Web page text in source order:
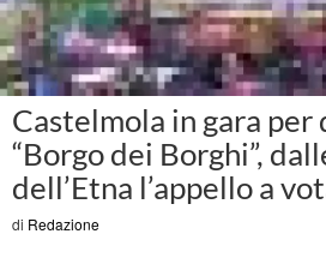
Castelmola in gara
“Borgo dei Borghi”,
dell’Etna l’appello a
di Redazione